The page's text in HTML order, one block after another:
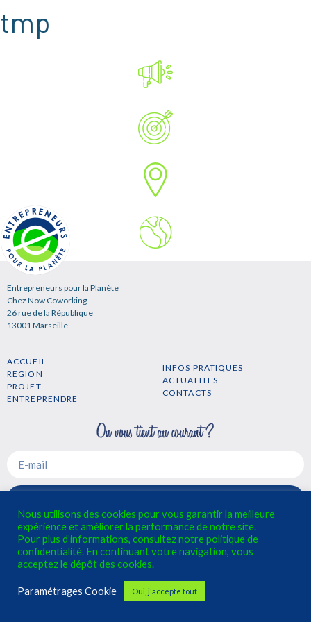
tmp
Entrepreneurs pour la Planète
Chez Now Coworking
26 rue de la République
13001 Marseille
ACCUEIL
REGION
PROJET
ENTREPRENDRE
INFOS PRATIQUES
ACTUALITES
CONTACTS
Mentions légales
Conditions Générales d'Utilisation
Politique de confidentialité
Nous utilisons des cookies pour vous garantir la meilleure
expérience et améliorer la performance de notre site.
Pour plus d’informations, consultez notre politique de
confidentialité. En continuant votre navigation, vous
acceptez le dépôt des cookies.
Paramétrages Cookie Oui, j'accepte tout